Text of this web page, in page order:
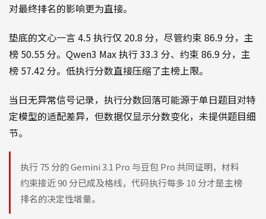
对最终排名的影响更为直接。
垫底的文心一言 4.5 执行仅 20.8 分，尽管约束 86.9 分，主
榜 50.55 分。Qwen3 Max 执行 33.3 分、约束 86.9 分，主
榜 57.42 分。低执行分数直接压缩了主榜上限。
当日无异常信号记录，执行分数回落可能源于单日题目对特
定模型的适配差异，但数据仅显示分数变化，未提供题目细
节。
执行 75 分的 Gemini 3.1 Pro 与豆包 Pro 共同证明，材料
约束接近 90 分已成及格线，代码执行每多 10 分才是主榜
排名的决定性增量。